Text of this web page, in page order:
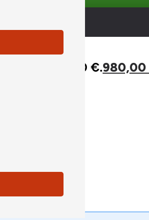
bola: 1 229,00 €.980,00